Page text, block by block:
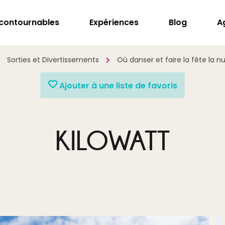
Expériences Blog
Sorties et Divertissements Où danser et faire la fête la
Ajouter à une liste de favoris
KILOWATT